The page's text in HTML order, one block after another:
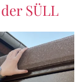
SÜLL